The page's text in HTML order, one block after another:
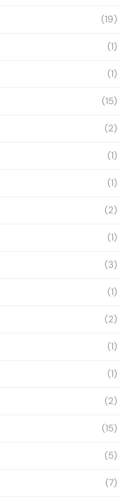
(19)
(1)
(1)
(15)
(2)
(1)
(1)
(2)
(1)
(3)
(1)
(2)
(1)
(1)
(2)
(15)
(5)
(7)